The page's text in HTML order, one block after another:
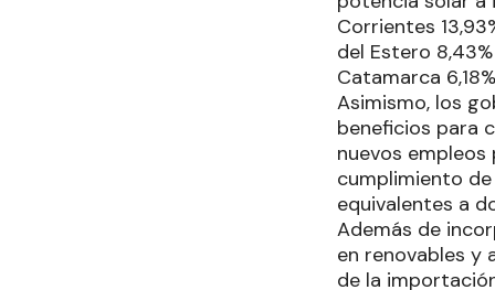
Corrientes
del Estero 8,43%
Catamarca
Asimismo, los
beneficios para
nuevos
cumplimiento
equivalentes a
Además de
en renovables y
de la